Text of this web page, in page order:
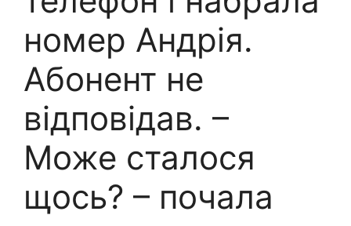
номер Андрія.
Абонент не
відповідав. –
Може сталося
щось? – почала